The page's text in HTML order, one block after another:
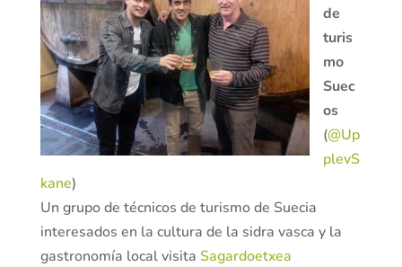
de
turis
mo
Suec
os
(@Up
plevS
kane)
Un grupo de técnicos de turismo de Suecia
interesados en la cultura de la sidra vasca y la
gastronomía local visita Sagardoetxea